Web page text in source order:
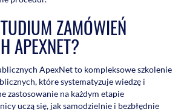
ZAMÓWIEŃ
APEXNET?
ApexNet to kompleksowe szkolenie
które systematyzuje wiedzę i
zastosowanie na każdym etapie
uczą się, jak samodzielnie i bezbłędnie